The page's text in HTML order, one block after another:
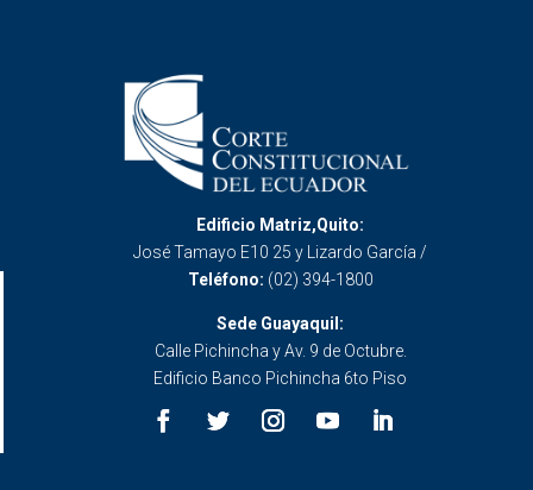
Edificio Matriz,Quito:
José Tamayo E10 25 y Lizardo García /
Teléfono: (02) 394-1800
Sede Guayaquil:
Calle Pichincha y Av. 9 de Octubre.
Edificio Banco Pichincha 6to Piso